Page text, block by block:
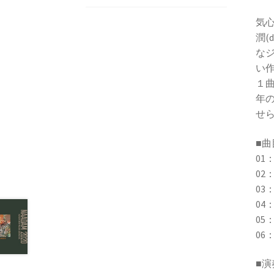
気
潤
な
い
１
年
せ
■曲
01
02
03
04
05
06
■演